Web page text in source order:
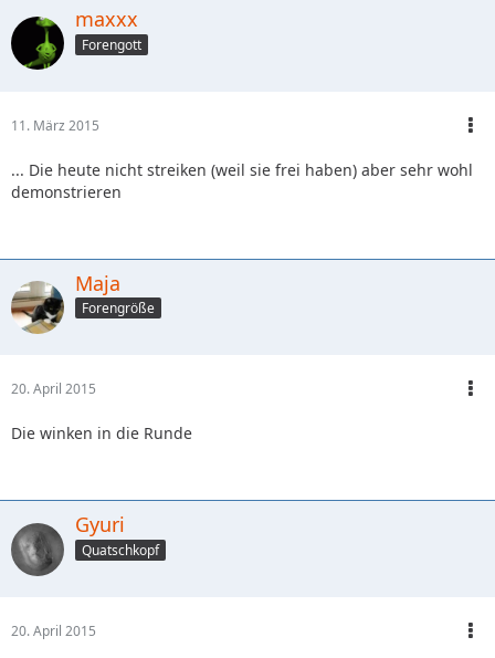
maxxx
Forengott
11. März 2015
... Die heute nicht streiken (weil sie frei haben) aber sehr wohl
demonstrieren
Maja
Forengröße
20. April 2015
Die winken in die Runde
Gyuri
Quatschkopf
20. April 2015